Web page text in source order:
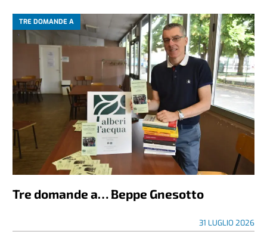
TRE DOMANDE A
Tre domande a… Beppe Gnesotto
31 LUGLIO 2026